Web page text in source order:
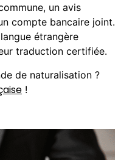
un avis
compte bancaire joint.
étrangère
traduction certifiée.
de naturalisation ?
!